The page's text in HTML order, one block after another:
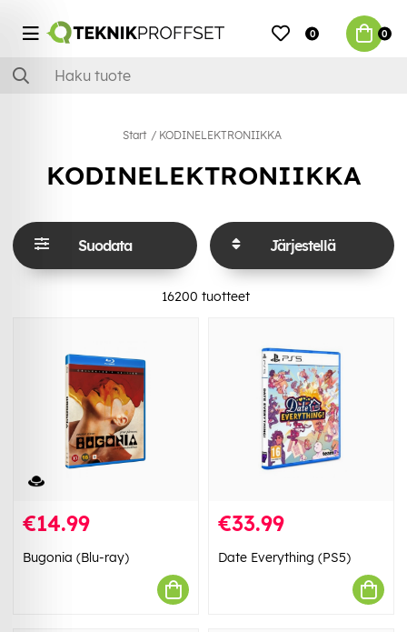
0 0
Start KODINELEKTRONIIKKA
KODINELEKTRONIIKKA
Suodata Järjestellä
16200 tuotteet
€14.99
Bugonia (Blu-ray)
€33.99
Date Everything (PS5)